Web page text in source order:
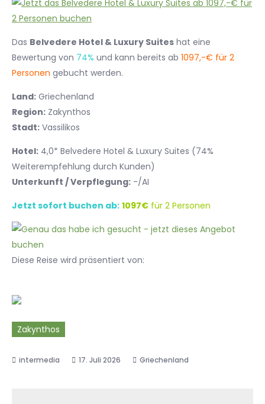
Das Belvedere Hotel & Luxury Suites hat eine
Bewertung von 74% und kann bereits ab 1097,-€ für 2
Personen gebucht werden.
Land: Griechenland
Region: Zakynthos
Stadt: Vassilikos
Hotel: 4,0* Belvedere Hotel & Luxury Suites (74%
Weiterempfehlung durch Kunden)
Unterkunft / Verpflegung: -/AI
Jetzt sofort buchen ab: 1097€ für 2 Personen
Diese Reise wird präsentiert von:
Zakynthos
17. Juli 2026 Griechenland